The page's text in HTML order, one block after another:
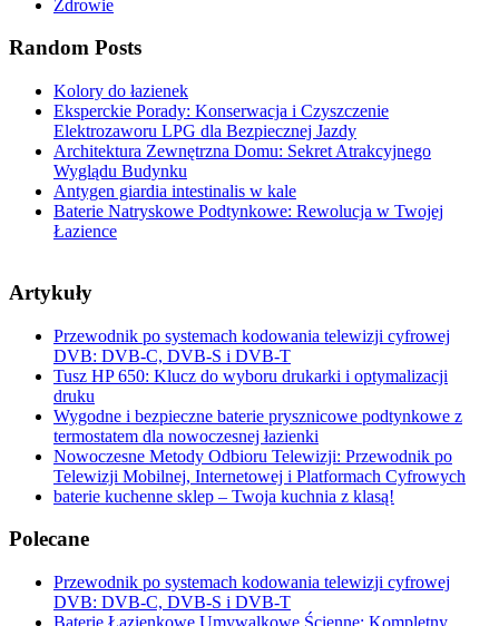
Zdrowie
Random Posts
Kolory do łazienek
Eksperckie Porady: Konserwacja i Czyszczenie
Elektrozaworu LPG dla Bezpiecznej Jazdy
Architektura Zewnętrzna Domu: Sekret Atrakcyjnego
Wyglądu Budynku
Antygen giardia intestinalis w kale
Baterie Natryskowe Podtynkowe: Rewolucja w Twojej
Łazience
Artykuły
Przewodnik po systemach kodowania telewizji cyfrowej
DVB: DVB-C, DVB-S i DVB-T
Tusz HP 650: Klucz do wyboru drukarki i optymalizacji
druku
Wygodne i bezpieczne baterie prysznicowe podtynkowe z
termostatem dla nowoczesnej łazienki
Nowoczesne Metody Odbioru Telewizji: Przewodnik po
Telewizji Mobilnej, Internetowej i Platformach Cyfrowych
baterie kuchenne sklep – Twoja kuchnia z klasą!
Polecane
Przewodnik po systemach kodowania telewizji cyfrowej
DVB: DVB-C, DVB-S i DVB-T
Baterie Łazienkowe Umywalkowe Ścienne: Kompletny